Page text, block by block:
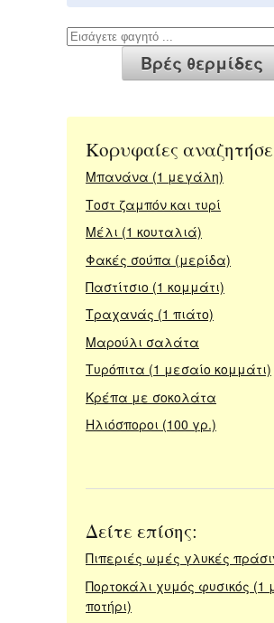
Κορυφαίες
Μπανάνα (1 μεγάλη)
Τοστ ζαμπόν και τυρί
Μέλι (1 κουταλιά)
Φακές σούπα (μερίδα)
Παστίτσιο (1 κομμάτι)
Τραχανάς (1 πιάτο)
Μαρούλι σαλάτα
Τυρόπιτα (1 μεσαίο κομμάτι)
Κρέπα με σοκολάτα
Ηλιόσποροι (100 γρ.)
Δείτε επίσης:
Πιπεριές ωμές γλυκές
Πορτοκάλι χυμός φυσικός (1
ποτήρι)